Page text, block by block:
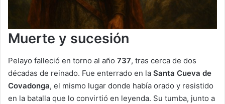
Muerte y sucesión
Pelayo falleció en torno al año 737, tras cerca de dos
décadas de reinado. Fue enterrado en la Santa Cueva de
Covadonga, el mismo lugar donde había orado y resistido
en la batalla que lo convirtió en leyenda. Su tumba, junto a